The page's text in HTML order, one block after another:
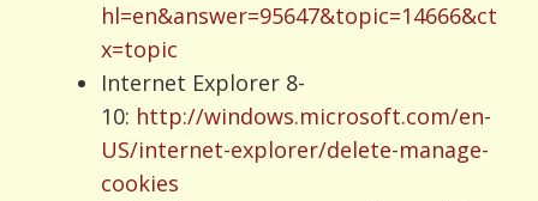
hl=en&answer=95647&topic=14666&ct
x=topic
Internet Explorer 8-
10: http://windows.microsoft.com/en-
US/internet-explorer/delete-manage-
cookies